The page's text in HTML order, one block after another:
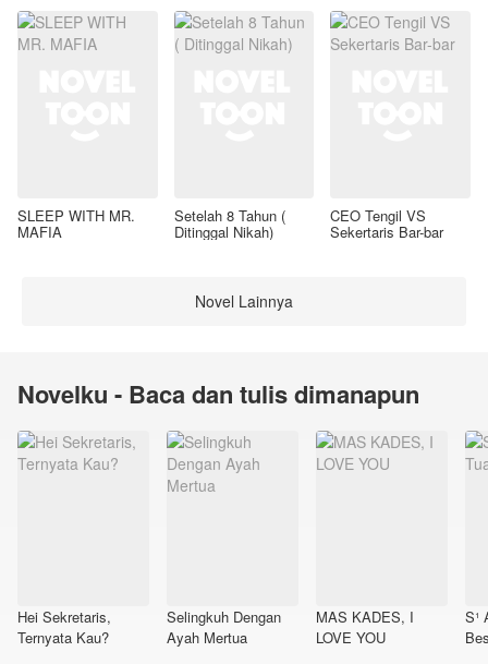
SLEEP WITH MR.
MAFIA
Setelah 8 Tahun (
Ditinggal Nikah)
CEO Tengil VS
Sekertaris Bar-bar
Novel Lainnya
Novelku - Baca dan tulis dimanapun
Hei Sekretaris,
Ternyata Kau?
Selingkuh Dengan
Ayah Mertua
MAS KADES, I
LOVE YOU
S¹